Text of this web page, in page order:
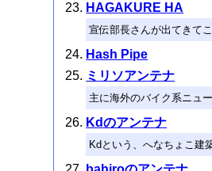
HAGAKURE HA
宣伝部長さんが出てきて
Hash Pipe
ミリソアンテナ
主に海外のバイク系ニュ
Kdのアンテナ
Kdという、へなちょこ建